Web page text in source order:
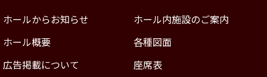
ホールからお知らせ
ホール内施設のご案内
ホール概要
各種図面
広告掲載について
座席表